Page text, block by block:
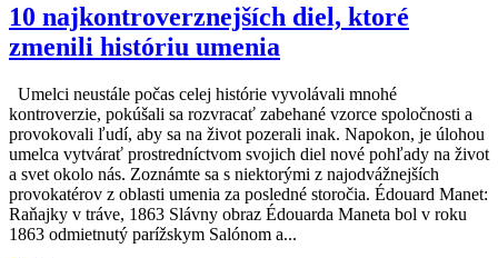
10 najkontroverznejších diel, ktoré
zmenili históriu umenia
Umelci neustále počas celej histórie vyvolávali mnohé
kontroverzie, pokúšali sa rozvracať zabehané vzorce spoločnosti a
provokovali ľudí, aby sa na život pozerali inak. Napokon, je úlohou
umelca vytvárať prostredníctvom svojich diel nové pohľady na život
a svet okolo nás. Zoznámte sa s niektorými z najodvážnejších
provokatérov z oblasti umenia za posledné storočia. Édouard Manet:
Raňajky v tráve, 1863 Slávny obraz Édouarda Maneta bol v roku
1863 odmietnutý parížskym Salónom a...